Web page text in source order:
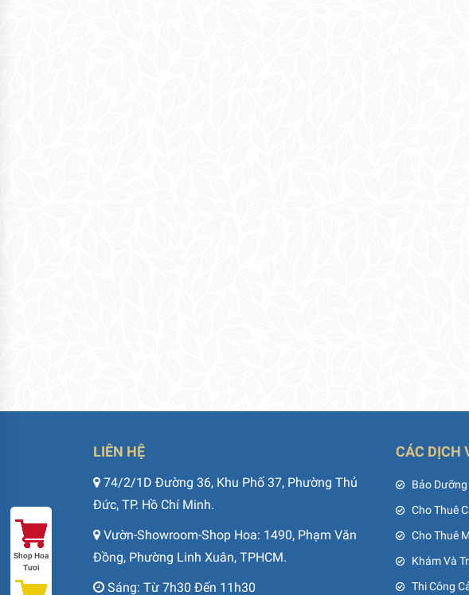
LIÊN HỆ
74/2/1D Đường 36, Khu Phố 37, Phường Thủ
Đức, TP. Hồ Chí Minh.
Vườn-Showroom-Shop Hoa: 1490, Phạm Văn
Đồng, Phường Linh Xuân, TPHCM.
Sáng: Từ 7h30 Đến 11h30
CÁC DỊCH
Bảo
Cho Thuê
Cho Thuê
Khám Và
Thi Công
Shop Hoa
Tươi